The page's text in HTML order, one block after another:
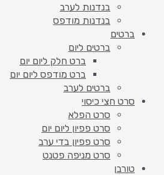
בנדנות לערב
בנדנות מודפס
ברטים
ברטים ליום
ברט חלק ליום יום
ברט מודפס ליום יום
ברטים לערב
סרט חצי כיסוי
סרט הפלא
סרט פפיון ליום יום
סרט פפיון בדי ערב
סרט מניפה פטנט
טורבן